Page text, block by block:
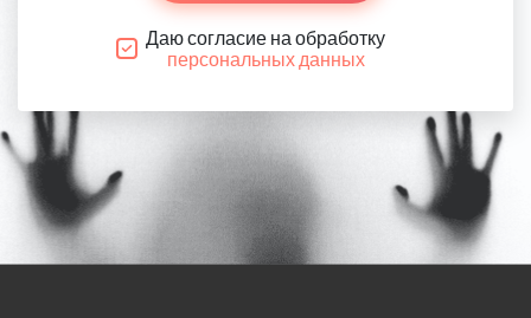
Даю согласие на обработку
персональных данных